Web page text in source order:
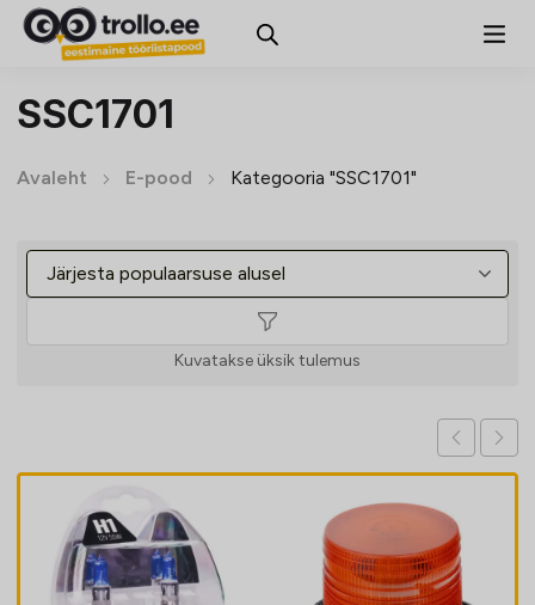
SSC1701
Avaleht E-pood Kategooria "SSC1701"
Kuvatakse üksik tulemus